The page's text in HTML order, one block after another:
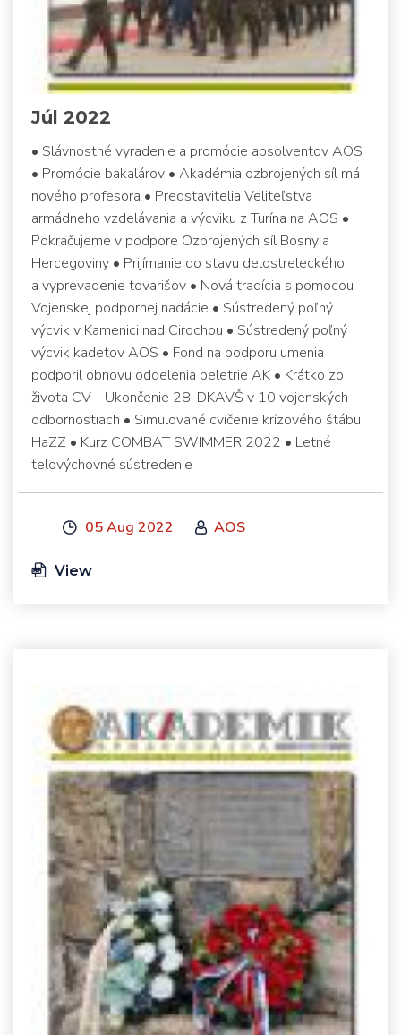
Júl 2022
• Slávnostné vyradenie a promócie absolventov AOS
• Promócie bakalárov • Akadémia ozbrojených síl má
nového profesora • Predstavitelia Veliteľstva
armádneho vzdelávania a výcviku z Turína na AOS •
Pokračujeme v podpore Ozbrojených síl Bosny a
Hercegoviny • Prijímanie do stavu delostreleckého
a vyprevadenie tovarišov • Nová tradícia s pomocou
Vojenskej podpornej nadácie • Sústredený poľný
výcvik v Kamenici nad Cirochou • Sústredený poľný
výcvik kadetov AOS • Fond na podporu umenia
podporil obnovu oddelenia beletrie AK • Krátko zo
života CV - Ukončenie 28. DKAVŠ v 10 vojenských
odbornostiach • Simulované cvičenie krízového štábu
HaZZ • Kurz COMBAT SWIMMER 2022 • Letné
telovýchovné sústredenie
05 Aug 2022 AOS
View